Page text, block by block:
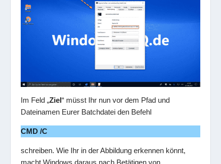
Im Feld „Ziel“ müsst Ihr nun vor dem Pfad und
Dateinamen Eurer Batchdatei den Befehl
CMD /C
schreiben. Wie Ihr in der Abbildung erkennen könnt,
macht Windows daraus nach Betätigen von